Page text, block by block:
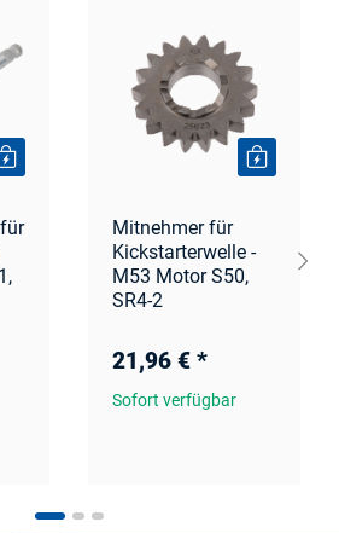
Mitnehmer für
Kickstarterwelle -
M53 Motor S50,
SR4-2
21,96 € *
Sofort verfügbar